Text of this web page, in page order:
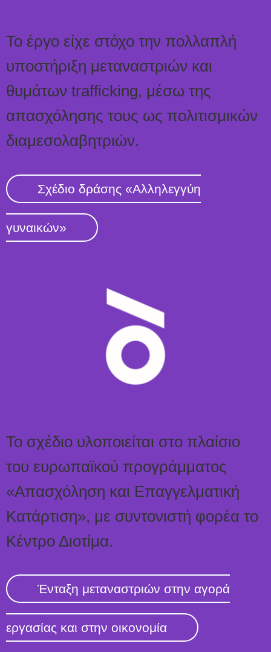
Το έργο είχε στόχο την πολλαπλή
υποστήριξη μεταναστριών και
θυμάτων trafficking, μέσω της
απασχόλησης τους ως πολιτισμικών
διαμεσολαβητριών.
Σχέδιο δράσης «Αλληλεγγύη
γυναικών»
Το σχέδιο υλοποιείται στο πλαίσιο
του ευρωπαϊκού προγράμματος
«Απασχόληση και Επαγγελματική
Κατάρτιση», με συντονιστή φορέα το
Κέντρο Διοτίμα.
Ένταξη μεταναστριών στην αγορά
εργασίας και στην οικονομία